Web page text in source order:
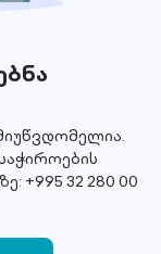
+995 32 280 00